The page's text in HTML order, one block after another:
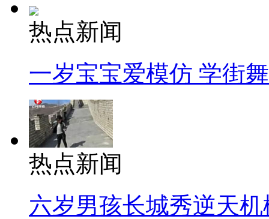
热点新闻
一岁宝宝爱模仿 学街
热点新闻
六岁男孩长城秀逆天机